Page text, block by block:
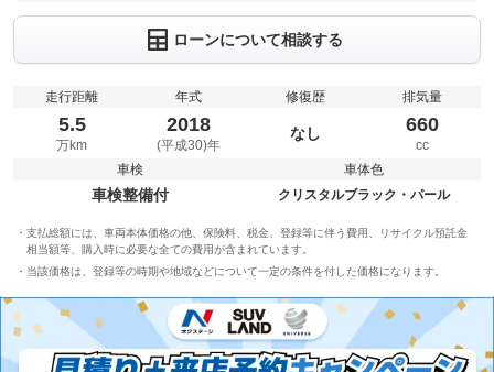
ローンについて相談する
走行距離
5.5
万km
年式
2018
(平成30)年
修復歴
なし
排気量
660
cc
車検
車検整備付
車体色
クリスタルブラック・パール
支払総額には、車両本体価格の他、保険料、税金、登録等に伴う費用、リサイクル預託金
相当額等、購入時に必要な全ての費用が含まれています。
当該価格は、登録等の時期や地域などについて一定の条件を付した価格になります。